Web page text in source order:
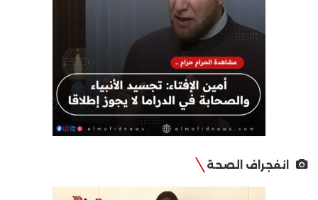
انفجراف الصحة